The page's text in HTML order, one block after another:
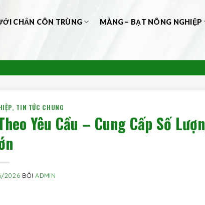
CHẮN CÔN TRÙNG MÀNG – BẠT NÔNG NGHIỆP
, TIN TỨC CHUNG
Yêu Cầu – Cung Cấp Số
2026 BỞIADMIN